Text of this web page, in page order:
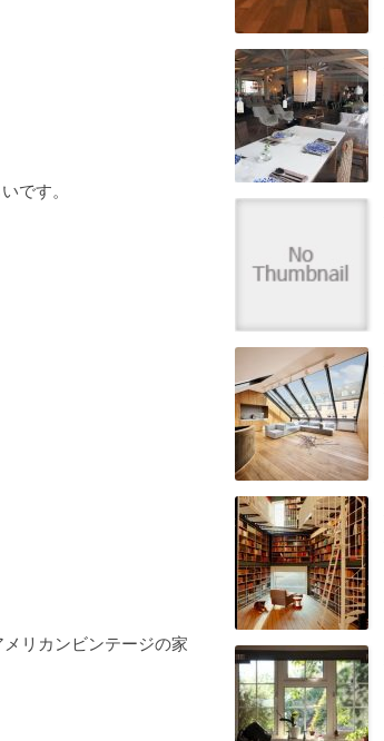
です。
リカンビンテージの家